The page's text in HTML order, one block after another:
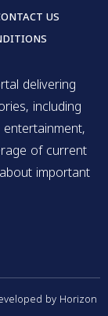
US
delivering
including
of current
important
by Horizon